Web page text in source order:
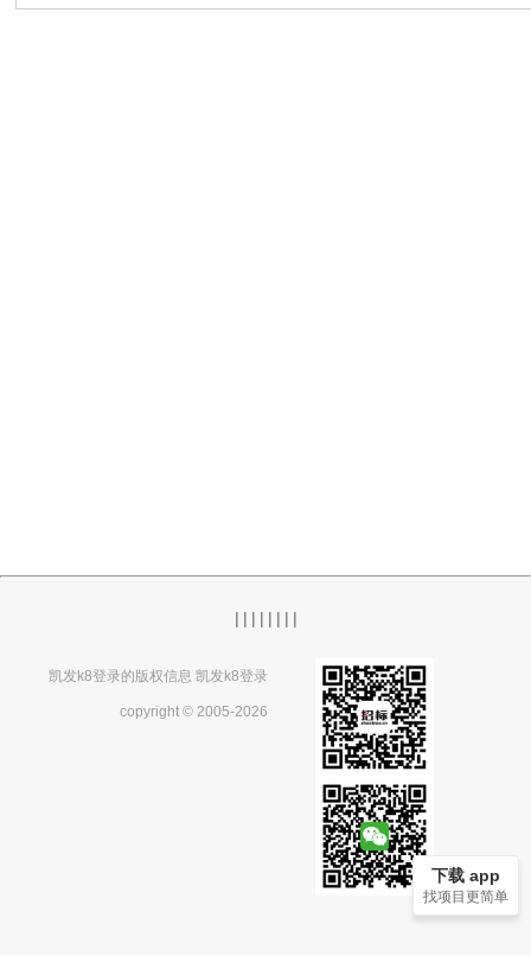
下载 app
找项目更简单
| | | | | | | |
凯发k8登录的版权信息 凯发k8登录
copyright © 2005-2026